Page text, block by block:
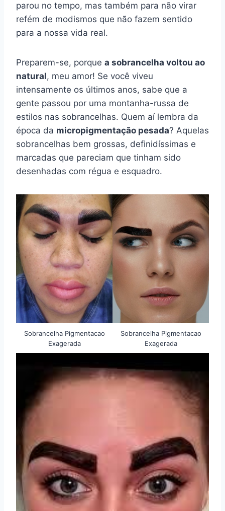
parou no tempo, mas também para não virar
refém de modismos que não fazem sentido
para a nossa vida real.
Preparem-se, porque a sobrancelha voltou ao
natural, meu amor! Se você viveu
intensamente os últimos anos, sabe que a
gente passou por uma montanha-russa de
estilos nas sobrancelhas. Quem aí lembra da
época da micropigmentação pesada? Aquelas
sobrancelhas bem grossas, definidíssimas e
marcadas que pareciam que tinham sido
desenhadas com régua e esquadro.
Sobrancelha Pigmentacao
Exagerada
Sobrancelha Pigmentacao
Exagerada